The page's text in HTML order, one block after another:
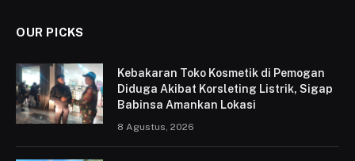
OUR PICKS
Kebakaran Toko Kosmetik di Pemogan
Diduga Akibat Korsleting Listrik, Sigap
Babinsa Amankan Lokasi
8 Agustus, 2026